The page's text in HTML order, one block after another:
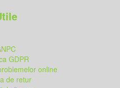
GDPR
online
de retur